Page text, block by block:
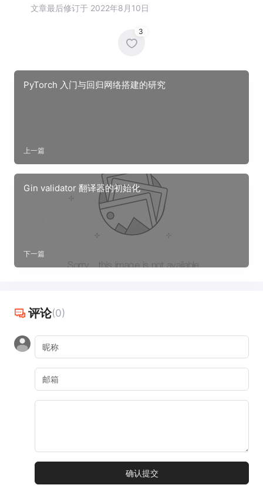
文章最后修订于 2022年8月10日
3
PyTorch 入门与回归网络搭建的研究
上一篇
Gin validator 翻译器的初始化
下一篇
评论(0)